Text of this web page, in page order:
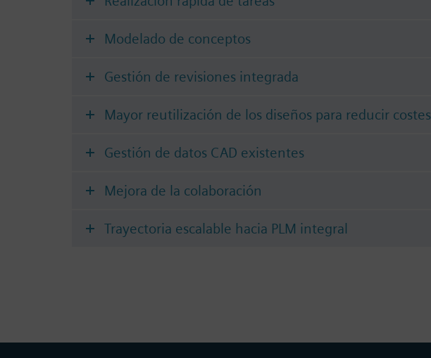
Modelado de conceptos
Gestión de revisiones integrada
Mayor reutilización de los diseños para reducir costes
Gestión de datos CAD existentes
Mejora de la colaboración
Trayectoria escalable hacia PLM integral